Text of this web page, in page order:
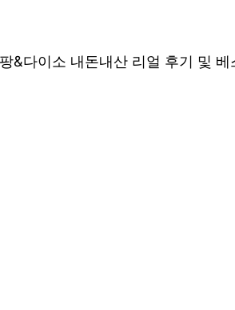
&다이소 내돈내산 리얼 후기 및 베